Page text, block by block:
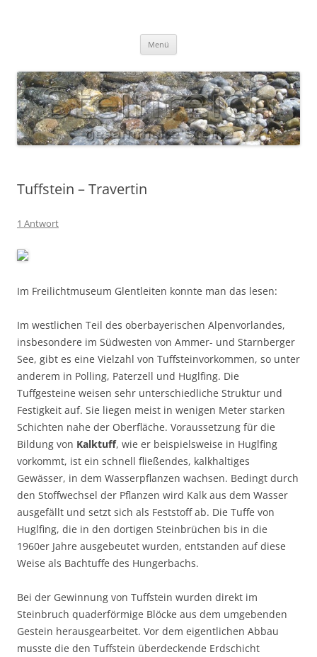
Menü
Tuffstein – Travertin
1 Antwort
Im Freilichtmuseum Glentleiten konnte man das lesen:
Im westlichen Teil des oberbayerischen Alpenvorlandes,
insbesondere im Südwesten von Ammer- und Starnberger
See, gibt es eine Vielzahl von Tuffsteinvorkommen, so unter
anderem in Polling, Paterzell und Huglfing. Die
Tuffgesteine weisen sehr unterschiedliche Struktur und
Festigkeit auf. Sie liegen meist in wenigen Meter starken
Schichten nahe der Oberfläche. Voraussetzung für die
Bildung von Kalktuff, wie er beispielsweise in Huglfing
vorkommt, ist ein schnell fließendes, kalkhaltiges
Gewässer, in dem Wasserpflanzen wachsen. Bedingt durch
den Stoffwechsel der Pflanzen wird Kalk aus dem Wasser
ausgefällt und setzt sich als Feststoff ab. Die Tuffe von
Huglfing, die in den dortigen Steinbrüchen bis in die
1960er Jahre ausgebeutet wurden, entstanden auf diese
Weise als Bachtuffe des Hungerbachs.
Bei der Gewinnung von Tuffstein wurden direkt im
Steinbruch quaderförmige Blöcke aus dem umgebenden
Gestein herausgearbeitet. Vor dem eigentlichen Abbau
musste die den Tuffstein überdeckende Erdschicht